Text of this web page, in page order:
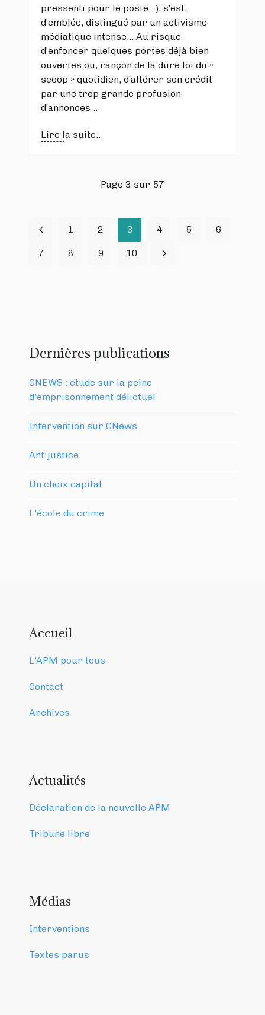
pressenti pour le poste…), s’est,
d’emblée, distingué par un activisme
médiatique intense… Au risque
d’enfoncer quelques portes déjà bien
ouvertes ou, rançon de la dure loi du «
scoop » quotidien, d’altérer son crédit
par une trop grande profusion
d’annonces…
Lire la suite...
Page 3 sur 57
1 2 3 4 5 6
7 8 9 10
Dernières publications
CNEWS : étude sur la peine
d'emprisonnement délictuel
Intervention sur CNews
Antijustice
Un choix capital
L'école du crime
Accueil
L'APM pour tous
Contact
Archives
Actualités
Déclaration de la nouvelle APM
Tribune libre
Médias
Interventions
Textes parus